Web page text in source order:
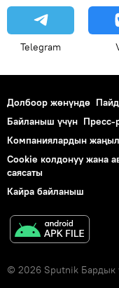
Telegram
Долбоор жөнүндө
Байланыш үчүн Пресс-
Компаниялардын
Cookie колдонуу жана
саясаты
Кайра байланыш
© 2026 Sputnik Бардык